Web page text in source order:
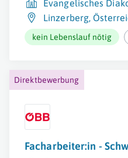
Evangelisches
Linzerberg,
kein Lebenslauf nötig
Direktbewerbung
Facharbeiter:in -